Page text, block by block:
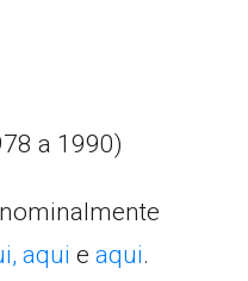
a 1990)
aqui e aqui.